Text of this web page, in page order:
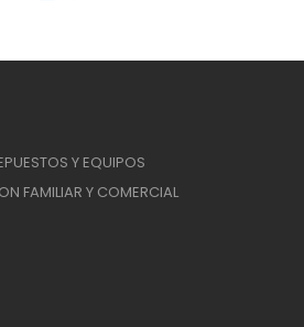
Y EQUIPOS
FAMILIAR Y COMERCIAL